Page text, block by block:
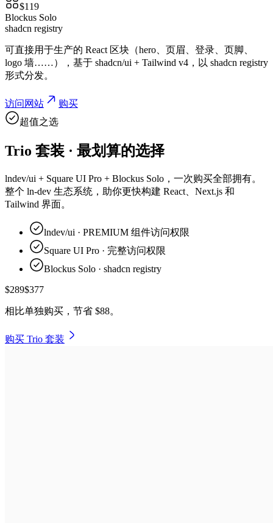
$119
Blockus Solo
shadcn registry
可直接用于生产的 React 区块（hero、页眉、登录、页脚、
logo 墙……），基于 shadcn/ui + Tailwind v4，以 shadcn registry
形式分发。
访问网站
购买
超值之选
Trio 套装 · 最划算的选择
lndev/ui + Square UI Pro + Blockus Solo，一次购买全部拥有。
整个 ln-dev 生态系统，助你更快构建 React、Next.js 和
Tailwind 界面。
lndev/ui · PREMIUM 组件访问权限
Square UI Pro · 完整访问权限
Blockus Solo · shadcn registry
$289$377
相比单独购买， 节省 $88。
购买 Trio 套装